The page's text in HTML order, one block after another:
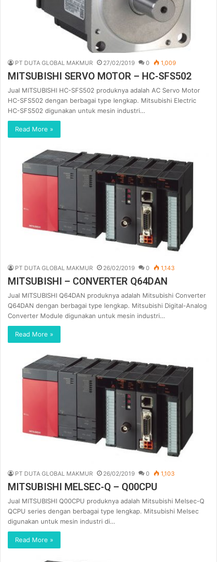
PT DUTA GLOBAL MAKMUR 27/02/2019 0 1,009
MITSUBISHI SERVO MOTOR – HC-SFS502
Jual MITSUBISHI HC-SFS502 produknya adalah AC Servo Motor
HC-SFS502 dengan berbagai type lengkap. Mitsubishi Electric
HC-SFS502 digunakan untuk mesin industri…
Read More »
PT DUTA GLOBAL MAKMUR 26/02/2019 0 1,143
MITSUBISHI – CONVERTER Q64DAN
Jual MITSUBISHI Q64DAN produknya adalah Mitsubishi Converter
Q64DAN dengan berbagai type lengkap. Mitsubishi Digital-Analog
Converter Module digunakan untuk mesin industri…
Read More »
PT DUTA GLOBAL MAKMUR 26/02/2019 0 1,103
MITSUBISHI MELSEC-Q – Q00CPU
Jual MITSUBISHI Q00CPU produknya adalah Mitsubishi Melsec-Q
QCPU series dengan berbagai type lengkap. Mitsubishi Melsec
digunakan untuk mesin industri di…
Read More »